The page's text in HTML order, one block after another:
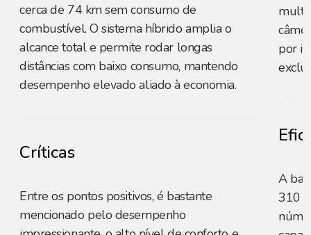
cerca de 74 km sem consumo de
combustível. O sistema híbrido amplia o
alcance total e permite rodar longas
distâncias com baixo consumo, mantendo
desempenho elevado aliado à economia.
Críticas
Entre os pontos positivos, é bastante
mencionado pelo desempenho
por
A
310